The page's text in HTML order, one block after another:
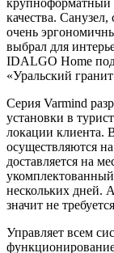
качества.
очень
выбрал для
IDALGO Home
«Уральский
Серия Varmind
установки в
локации клиента.
осуществляются
доставляется на
нескольких дней.
значит не
Управляет всем